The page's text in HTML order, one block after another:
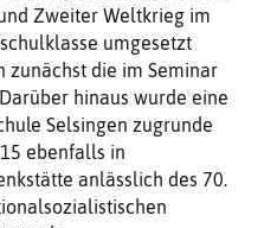
Zweiter Weltkrieg im
umgesetzt
zunächst die im Seminar
hinaus wurde eine
Selsingen zugrunde
ebenfalls in
anlässlich des 70.